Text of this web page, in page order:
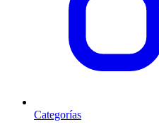
Categorías